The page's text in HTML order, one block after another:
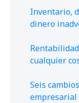
Inventario,
dinero
cualquier
Seis
empresarial